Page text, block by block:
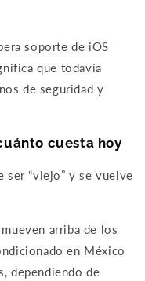
soporte de iOS
que todavía
de seguridad y
cuesta hoy
ser “viejo” y se vuelve
arriba de los
en México
dependiendo de